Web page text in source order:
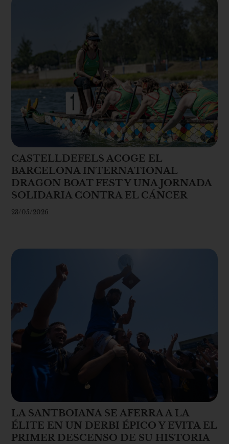
CASTELLDEFELS ACOGE EL
BARCELONA INTERNATIONAL
DRAGON BOAT FEST Y UNA JORNADA
SOLIDARIA CONTRA EL CÁNCER
23/05/2026
LA SANTBOIANA SE AFERRA A LA
ÉLITE EN UN DERBI ÉPICO Y EVITA EL
PRIMER DESCENSO DE SU HISTORIA